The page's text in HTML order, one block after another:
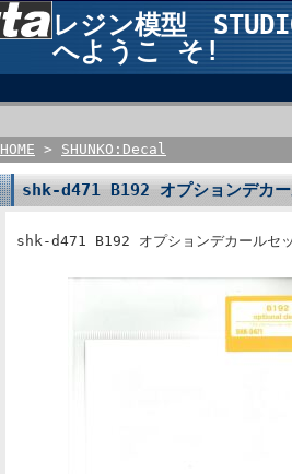
レジン模型
へようこ そ!
HOME > SHUNKO:Decal
shk-d471 B192 オプションデカ
shk-d471 B192 オプションデカールセ